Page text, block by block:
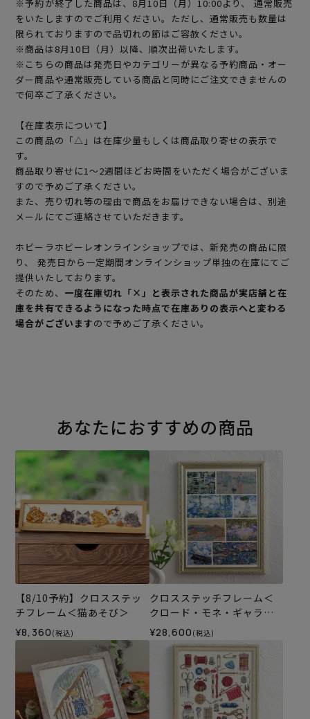
※予約が終了した商品は、8月10日（月）10:00より、 通常販売
をいたしますのでご利用ください。ただし、通常販売も数量は
限られておりますので品切れの節はご容赦ください。
※商品は8月10日（月）以降、順次出荷いたします。
※こちらの商品は発売日やカテゴリーが異なる予約商品・オー
ダー商品や通常販売している商品と同時にご注文できませんの
で何卒ご了承ください。
【在庫表示について】
この商品の「△」は在庫少量もしくは商品取り寄せの表示で
す。
商品取り寄せに1～2週間ほどお時間をいただく場合がございま
すので予めご了承ください。
また、売り切れ等の理由で商品をお届けできない場合は、別途
メールにてご連絡させていただきます。
ホビーラホビーレオンラインショップでは、新発売の商品に限
り、 発売日から一定期間オンラインショップ単独の在庫にてご
提供いたしております。
そのため、 一度在庫切れ「×」と表示された商品が実店舗と在
庫を共有できるようになった時点で在庫ありの表示へと変わる
場合がございますので予めご了承ください。
あなたにおすすめの商品
【8/10予約】クロスステッ
チフレーム＜猫あそび＞
¥8,360 (税込)
クロスステッチフレーム＜
クロード・モネ・ギャラリ
ー＞
¥28,600 (税込)